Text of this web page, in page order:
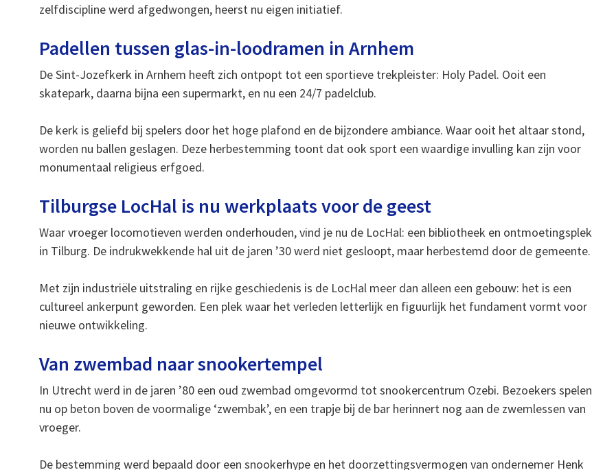
zelfdiscipline werd afgedwongen, heerst nu eigen initiatief.
Padellen tussen glas-in-loodramen in Arnhem
De Sint-Jozefkerk in Arnhem heeft zich ontpopt tot een sportieve trekpleister: Holy Padel. Ooit een
skatepark, daarna bijna een supermarkt, en nu een 24/7 padelclub.
De kerk is geliefd bij spelers door het hoge plafond en de bijzondere ambiance. Waar ooit het altaar stond,
worden nu ballen geslagen. Deze herbestemming toont dat ook sport een waardige invulling kan zijn voor
monumentaal religieus erfgoed.
Tilburgse LocHal is nu werkplaats voor de geest
Waar vroeger locomotieven werden onderhouden, vind je nu de LocHal: een bibliotheek en ontmoetingsplek
in Tilburg. De indrukwekkende hal uit de jaren ’30 werd niet gesloopt, maar herbestemd door de gemeente.
Met zijn industriële uitstraling en rijke geschiedenis is de LocHal meer dan alleen een gebouw: het is een
cultureel ankerpunt geworden. Een plek waar het verleden letterlijk en figuurlijk het fundament vormt voor
nieuwe ontwikkeling.
Van zwembad naar snookertempel
In Utrecht werd in de jaren ’80 een oud zwembad omgevormd tot snookercentrum Ozebi. Bezoekers spelen
nu op beton boven de voormalige ‘zwembak’, en een trapje bij de bar herinnert nog aan de zwemlessen van
vroeger.
De bestemming werd bepaald door een snookerhype en het doorzettingsvermogen van ondernemer Henk